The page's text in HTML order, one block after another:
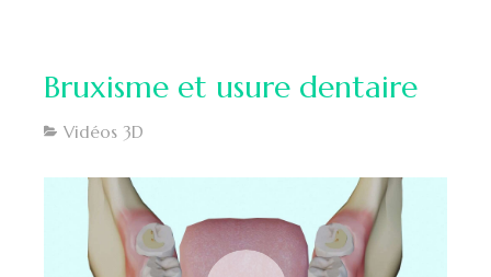
Bruxisme et usure dentaire
Vidéos 3D